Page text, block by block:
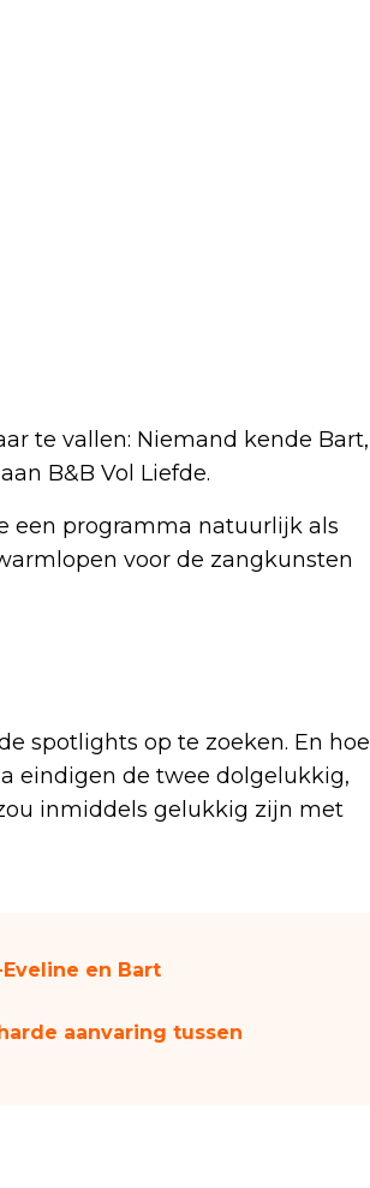
te vallen: Niemand kende Bart,
B&B Vol Liefde.
een programma natuurlijk als
voor de zangkunsten
spotlights op te zoeken. En hoe
eindigen de twee dolgelukkig,
inmiddels gelukkig zijn met
en Bart
aanvaring tussen